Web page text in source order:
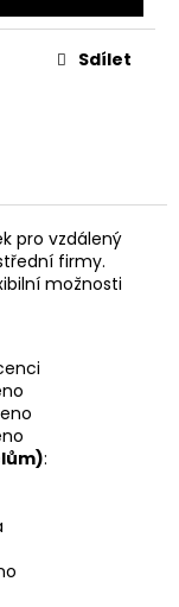
Sdílet
pro vzdálený
firmy.
možnosti
: